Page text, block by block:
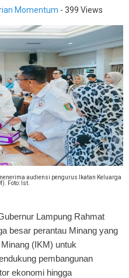
Momentum - 399 Views
audiensi pengurus Ikatan Keluarga
Foto: Ist.
Lampung Rahmat
besar perantau Minang yang
(IKM) untuk
pembangunan
ekonomi hingga